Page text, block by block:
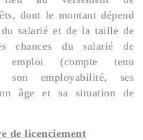
dont le montant dépend
du salarié et de la taille de
chances du salarié de
emploi (compte tenu
son employabilité, ses
âge et sa situation de
de licenciement